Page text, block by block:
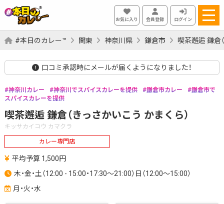
お気に入り 会員登録 ログイン
#本日のカレー™ 関東 神奈川県 鎌倉市 喫茶邂逅 鎌倉
口コミ承認時にメールが届くようになりました！
神奈川カレー 神奈川でスパイスカレーを提供 鎌倉市カレー
鎌倉市で
スパイスカレーを提供
喫茶邂逅 鎌倉（きっさかいこう かまくら）
キッサカイコウ カマクラ
カレー専門店
平均予算 1,500円
木・金・土（12:00 - 15:00・17:30～21:00）日（12:00～15:00）
月・火・水